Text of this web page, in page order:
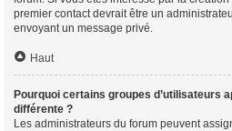
premier contact devrait être un
envoyant un message privé.
Haut
Pourquoi certains groupes d’utilisateurs
différente ?
Les administrateurs du forum peuvent